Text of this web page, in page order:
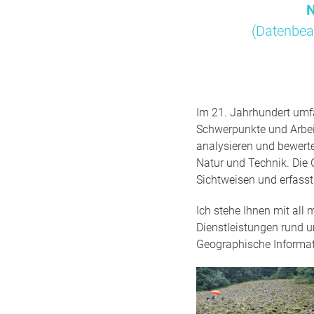
Im 21. Jahrhundert
Schwerpunkte und
analysieren und
Natur und Technik.
Sichtweisen und
Ich stehe Ihnen mit all
Dienstleistungen rund
Geographische